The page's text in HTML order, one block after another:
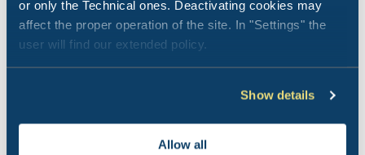
or only the Technical ones. Deactivating cookies may
affect the proper operation of the site. In "Settings" the
user will find our extended policy.
Show details
Allow all
Wygodne, płaskie stanowiska z przyłączem